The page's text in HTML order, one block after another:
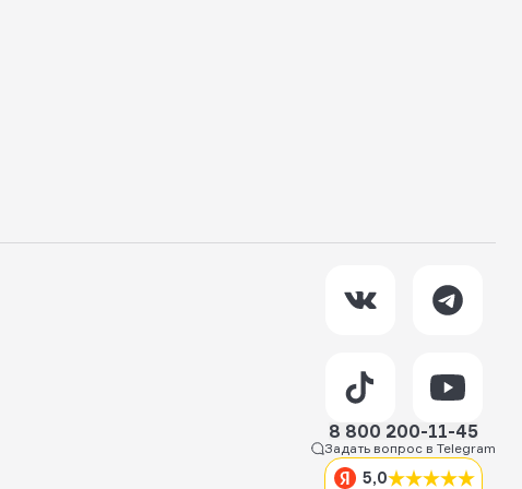
8 800 200-11-45
Задать вопрос в Telegram
5,0